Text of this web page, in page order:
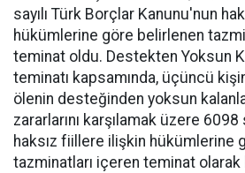
sayılı Türk Borçlar Kanunu'nun
hükümlerine göre belirlenen
teminat oldu. Destekten Yoksun
teminatı kapsamında, üçüncü
ölenin desteğinden yoksun
zararlarını karşılamak üzere 6098
haksız fiillere ilişkin hükümlerine
tazminatları içeren teminat olarak